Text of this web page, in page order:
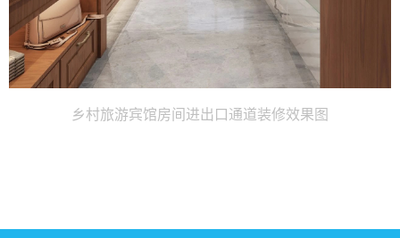
乡村旅游宾馆房间进出口通道装修效果图